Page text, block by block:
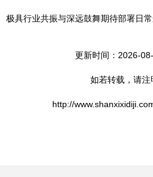
极具行业共振与深远鼓舞期待部署日常
更新时间：2026-
如若转载，请注
http://